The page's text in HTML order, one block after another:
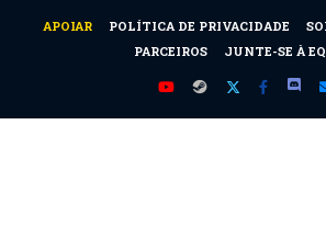
APOIAR POLÍTICA DE PRIVACIDADE
PARCEIROS
JUNTE-SE À